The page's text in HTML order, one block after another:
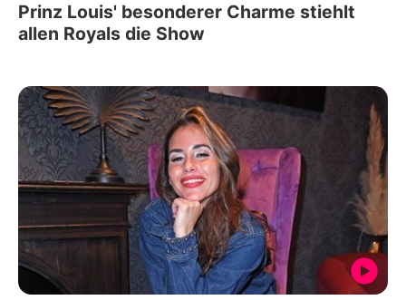
Prinz Louis' besonderer Charme stiehlt
allen Royals die Show